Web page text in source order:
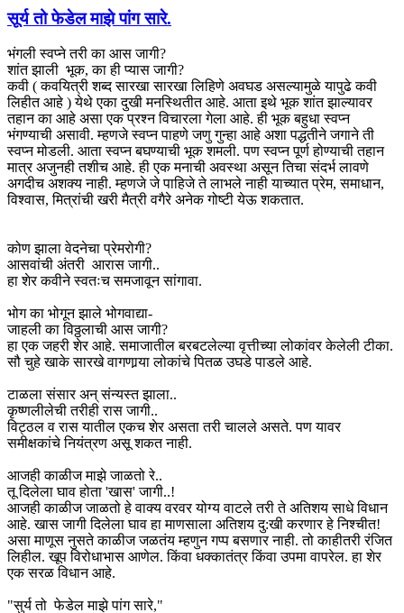
सूर्य तो फेडेल माझे पांग सारे.
भंगली स्वप्ने तरी का आस जागी?
शांत झाली भूक, का ही प्यास जागी?
कवी ( कवयित्री शब्द सारखा सारखा लिहिणे अवघड असल्यामुळे यापुढे कवी
लिहीत आहे ) येथे एका दुखी मनस्थितीत आहे. आता इथे भूक शांत झाल्यावर
तहान का आहे असा एक प्रश्न विचारला गेला आहे. ही भूक बहुधा स्वप्न
भंगण्याची असावी. म्हणजे स्वप्न पाहणे जणु गुन्हा आहे अशा पद्धतीने जगाने ती
स्वप्न मोडली. आता स्वप्न बघण्याची भूक शमली. पण स्वप्न पूर्ण होण्याची तहान
मात्र अजुनही तशीच आहे. ही एक मनाची अवस्था असून तिचा संदर्भ लावणे
अगदीच अशक्य नाही. म्हणजे जे पाहिजे ते लाभले नाही याच्यात प्रेम, समाधान,
विश्वास, मित्रांची खरी मैत्री वगैरे अनेक गोष्टी येऊ शकतात.
कोण झाला वेदनेचा प्रेमरोगी?
आसवांची अंतरी आरास जागी..
हा शेर कवीने स्वतःच समजावून सांगावा.
भोग का भोगून झाले भोगवाद्या-
जाहली का विठ्ठलाची आस जागी?
हा एक जहरी शेर आहे. समाजातील बरबटलेल्या वृत्तीच्या लोकांवर केलेली टीका.
सौ चुहे खाके सारखे वागणार्‍या लोकांचे पितळ उघडे पाडले आहे.
टाळला संसार अन् संन्यस्त झाला..
कृष्णलीलेची तरीही रास जागी..
विट्ठल व रास यातील एकच शेर असता तरी चालले असते. पण यावर
समीक्षकांचे नियंत्रण असू शकत नाही.
आजही काळीज माझे जाळतो रे..
तू दिलेला घाव होता 'खास' जागी..!
आजही काळीज जाळतो हे वाक्य वरवर योग्य वाटले तरी ते अतिशय साधे विधान
आहे. खास जागी दिलेला घाव हा माणसाला अतिशय दु:खी करणार हे निश्चीत!
असा माणूस नुसते काळीज जळतंय म्हणुन गप्प बसणार नाही. तो काहीतरी रंजित
लिहील. खूप विरोधाभास आणेल. किंवा धक्कातंत्र किंवा उपमा वापरेल. हा शेर
एक सरळ विधान आहे.
"सुर्य तो फेडेल माझे पांग सारे,"